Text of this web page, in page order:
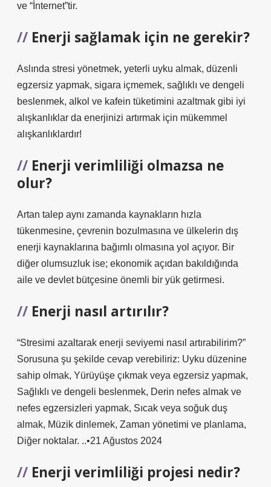
ve “İnternet”tir.
Enerji sağlamak için ne gerekir?
Aslında stresi yönetmek, yeterli uyku almak, düzenli
egzersiz yapmak, sigara içmemek, sağlıklı ve dengeli
beslenmek, alkol ve kafein tüketimini azaltmak gibi iyi
alışkanlıklar da enerjinizi artırmak için mükemmel
alışkanlıklardır!
Enerji verimliliği olmazsa ne
olur?
Artan talep aynı zamanda kaynakların hızla
tükenmesine, çevrenin bozulmasına ve ülkelerin dış
enerji kaynaklarına bağımlı olmasına yol açıyor. Bir
diğer olumsuzluk ise; ekonomik açıdan bakıldığında
aile ve devlet bütçesine önemli bir yük getirmesi.
Enerji nasıl artırılır?
“Stresimi azaltarak enerji seviyemi nasıl artırabilirim?”
Sorusuna şu şekilde cevap verebiliriz: Uyku düzenine
sahip olmak, Yürüyüşe çıkmak veya egzersiz yapmak,
Sağlıklı ve dengeli beslenmek, Derin nefes almak ve
nefes egzersizleri yapmak, Sıcak veya soğuk duş
almak, Müzik dinlemek, Zaman yönetimi ve planlama,
Diğer noktalar. ..•21 Ağustos 2024
Enerji verimliliği projesi nedir?